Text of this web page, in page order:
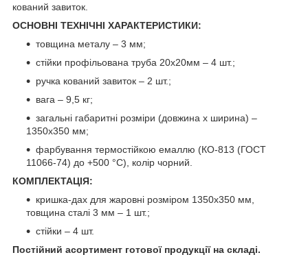
кований завиток.
ОСНОВНІ ТЕХНІЧНІ ХАРАКТЕРИСТИКИ:
товщина металу – 3 мм;
стійки профільована труба 20х20мм – 4 шт.;
ручка кований завиток – 2 шт.;
вага – 9,5 кг;
загальні габаритні розміри (довжина х ширина) –
1350х350 мм;
фарбування термостійкою емаллю (КО-813 (ГОСТ
11066-74) до +500 °С), колір чорний.
КОМПЛЕКТАЦІЯ:
кришка-дах для жаровні розміром 1350х350 мм,
товщина сталі 3 мм – 1 шт.;
стійки – 4 шт.
Постійний асортимент готової продукції на складі.